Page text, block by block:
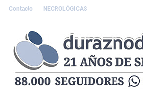
Contacto NECROLÓGICAS